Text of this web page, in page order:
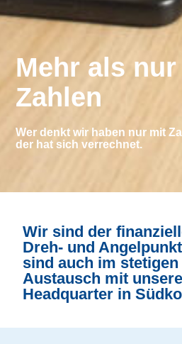
Mehr als nur
Zahlen
Wer denkt wir haben nur mit
der hat sich verrechnet.
Wir sind der
Dreh- und
sind auch im stetigen
Austausch mit
Headquarter in